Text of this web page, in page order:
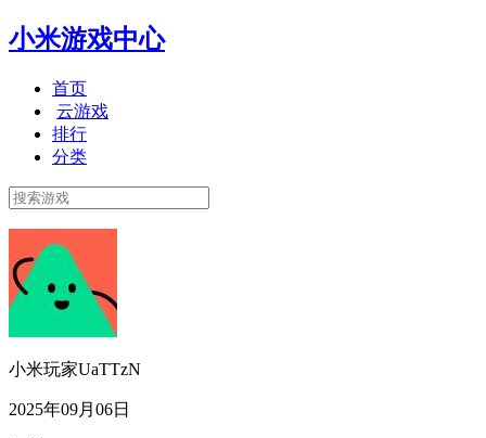
小米游戏中心
首页
云游戏
排行
分类
小米玩家UaTTzN
2025年09月06日